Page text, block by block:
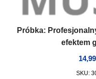
Próbka:
efektem
14,99
SKU: